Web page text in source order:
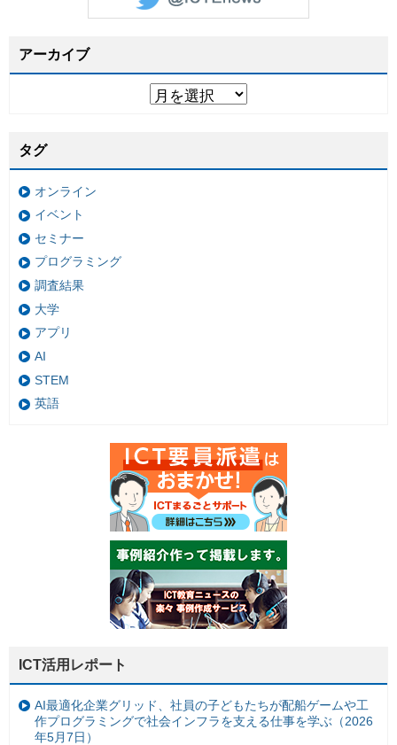
アーカイブ
タグ
オンライン
イベント
セミナー
プログラミング
調査結果
大学
アプリ
AI
STEM
英語
ICT活用レポート
AI最適化企業グリッド、社員の子どもたちが配船ゲームや工
作プログラミングで社会インフラを支える仕事を学ぶ（2026
年5月7日）